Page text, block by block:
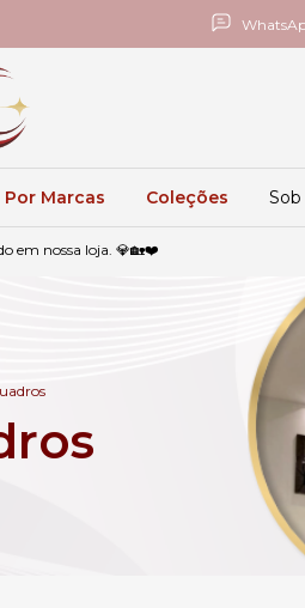
Por Marcas Coleções
em nossa loja. 💎🏡❤️